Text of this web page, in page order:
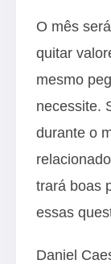
O mês
quitar
mesmo
necessite.
durante o
trará boas
essas
Daniel